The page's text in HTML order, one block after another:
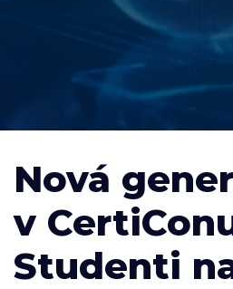
Nová
v
Studenti